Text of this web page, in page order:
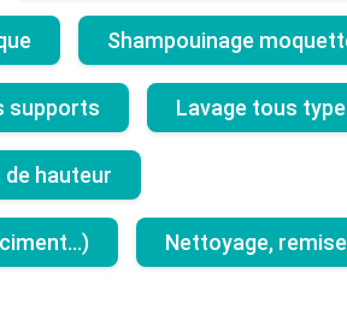
Shampouinage
supports Lavage tous
hauteur
Nettoyage,